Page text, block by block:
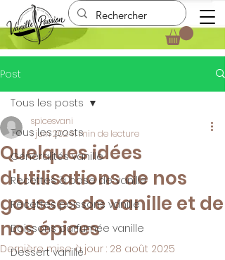
Post
Tous les posts
Génèralités vanille
Recettes à base de vanille
Recettes poissons vanille
Boissons parfumée vanille
Dessert vanillé
Tous les posts
Quelques idées
d'utilisations de nos
gousses de vanille et de
nos épices
spicesvani
1 juin 20241 min de lecture
Dernière mise à jour : 28 août 2025